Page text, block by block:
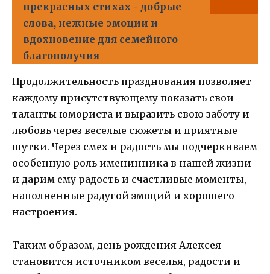
прекрасных стихах - добрые
слова, нежные эмоции и
вдохновение для семейного
благополучия
Продолжительность празднования позволяет
каждому присутствующему показать свои
таланты юмориста и выразить свою заботу и
любовь через веселые сюжеты и приятные
шутки. Через смех и радость мы подчеркиваем
особенную роль именинника в нашей жизни
и дарим ему радость и счастливые моменты,
наполненные радугой эмоций и хорошего
настроения.
Таким образом, день рождения Алексея
становится источником веселья, радости и